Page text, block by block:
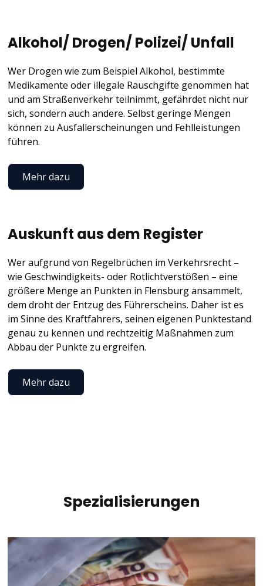
Alkohol/ Drogen/ Polizei/ Unfall
Wer Drogen wie zum Beispiel Alkohol, bestimmte
Medikamente oder illegale Rauschgifte genommen hat
und am Straßenverkehr teilnimmt, gefährdet nicht nur
sich, sondern auch andere. Selbst geringe Mengen
können zu Ausfallerscheinungen und Fehlleistungen
führen.
Mehr dazu
Auskunft aus dem Register
Wer aufgrund von Regelbrüchen im Verkehrsrecht –
wie Geschwindigkeits- oder Rotlichtverstößen – eine
größere Menge an Punkten in Flensburg ansammelt,
dem droht der Entzug des Führerscheins. Daher ist es
im Sinne des Kraftfahrers, seinen eigenen Punktestand
genau zu kennen und rechtzeitig Maßnahmen zum
Abbau der Punkte zu ergreifen.
Mehr dazu
Spezialisierungen